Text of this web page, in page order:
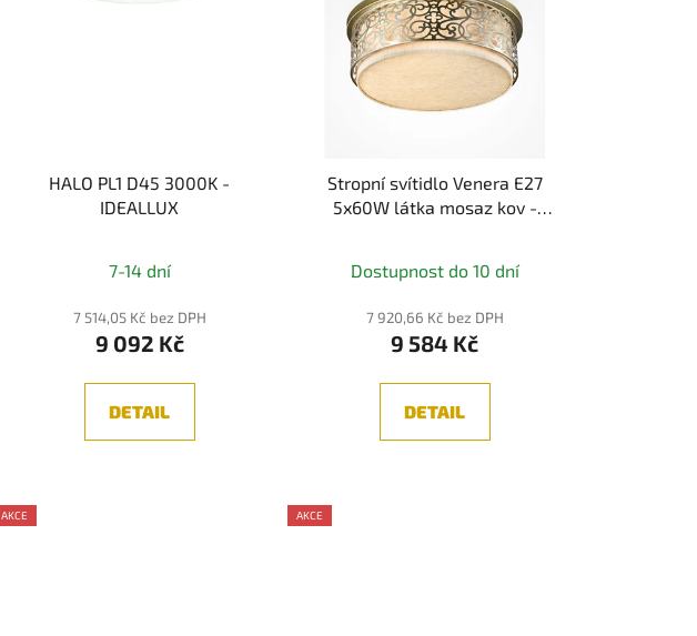
HALO PL1 D45 3000K -
IDEALLUX
7-14 dní
7 514,05 Kč bez DPH
9 092 Kč
DETAIL
Stropní svítidlo Venera E27
5x60W látka mosaz kov -
Dostupnost do 10 dní
7 920,66 Kč bez DPH
9 584 Kč
DETAIL
AKCE AKCE